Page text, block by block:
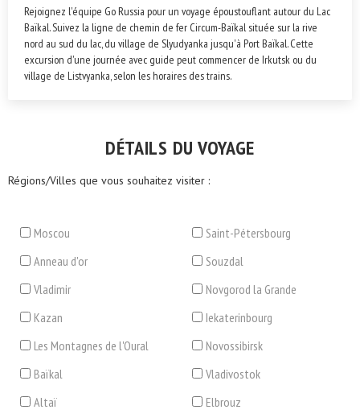
Rejoignez l'équipe Go Russia pour un voyage époustouflant autour du Lac
Baïkal. Suivez la ligne de chemin de fer Circum-Baïkal située sur la rive
nord au sud du lac, du village de Slyudyanka jusqu'à Port Baïkal. Cette
excursion d'une journée avec guide peut commencer de Irkutsk ou du
village de Listvyanka, selon les horaires des trains.
DÉTAILS DU VOYAGE
Régions/Villes que vous souhaitez visiter :
Moscou
Saint-Pétersbourg
Anneau d'or
Souzdal
Vladimir
Novgorod la Grande
Kazan
Iekaterinbourg
Les Montagnes de l'Oural
Novossibirsk
Baïkal
Vladivostok
Altaï
Elbrouz